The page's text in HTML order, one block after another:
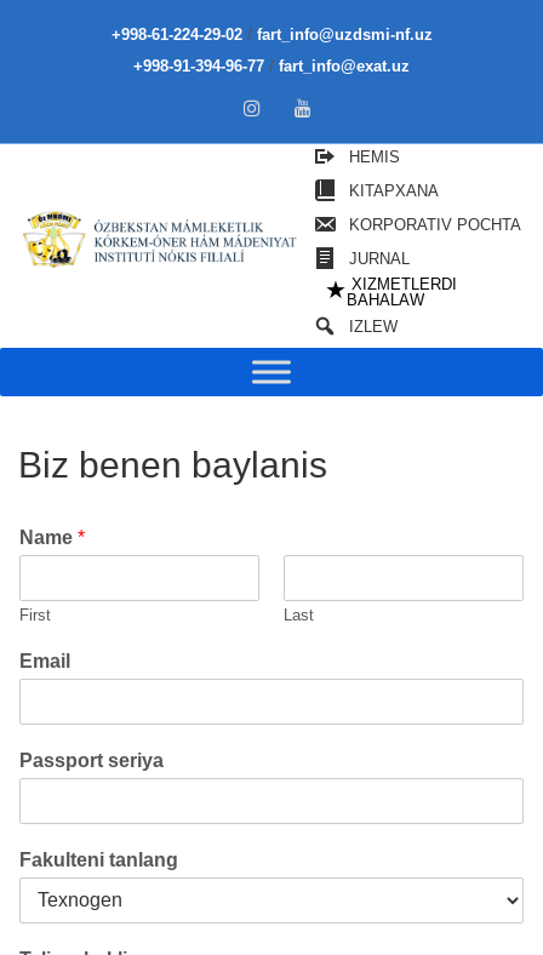
+998-61-224-29-02/ fart_info@uzdsmi-nf.uz
+998-91-394-96-77 / fart_info@exat.uz
HEMIS
KITAPXANA
KORPORATIV POCHTA
JURNAL
★ XIZMETLERDI
BAHALAW
IZLEW
Biz benen baylanis
Name *
First Last
Email
Passport seriya
Fakulteni tanlang